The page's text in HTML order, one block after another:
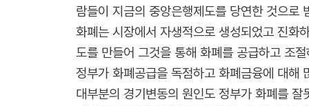
람들이 지금의 중앙은행제도를 당연한 것으로
화폐는 시장에서 자생적으로 생성되었고 진화
도를 만들어 그것을 통해 화폐를 공급하고 조
정부가 화폐공급을 독점하고 화폐금융에 대
대부분의 경기변동의 원인도 정부가 화폐를